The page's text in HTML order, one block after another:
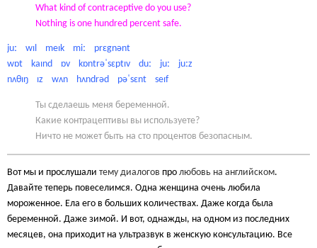
What kind of contraceptive do you use?
Nothing is one hundred percent safe.
juː wɪl meɪk miː prɛgnənt
wɒt kaɪnd ɒv kɒntrəˈsɛptɪv duː juː juːz
nʌθɪŋ ɪz wʌn hʌndrəd pəˈsɛnt seɪf
Ты сделаешь меня беременной.
Какие контрацептивы вы используете?
Ничто не может быть на сто процентов безопасным.
Вот мы и прослушали тему диалогов про любовь на английском.
Давайте теперь повеселимся. Одна женщина очень любила
мороженное. Ела его в больших количествах. Даже когда была
беременной. Даже зимой. И вот, однажды, на одном из последних
месяцев, она приходит на ультразвук в женскую консультацию. Все